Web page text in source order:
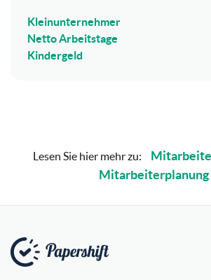
Kleinunternehmer
Netto Arbeitstage
Kindergeld
Lesen Sie hier mehr zu:
Mitarbeiterplanung